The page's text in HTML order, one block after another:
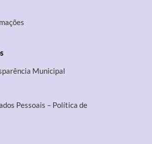
Municipal
Pessoais – Política de